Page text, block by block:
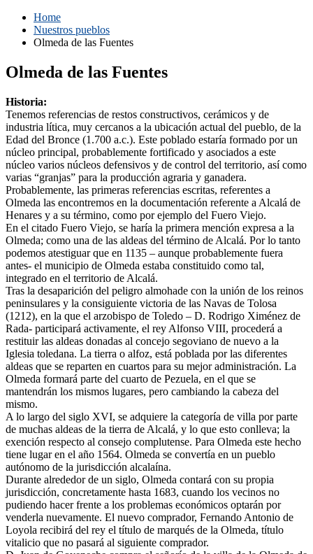
Home
Nuestros pueblos
Olmeda de las Fuentes
Olmeda de las Fuentes
Historia:
Tenemos referencias de restos constructivos, cerámicos y de
industria lítica, muy cercanos a la ubicación actual del pueblo, de la
Edad del Bronce (1.700 a.c.). Este poblado estaría formado por un
núcleo principal, probablemente fortificado y asociados a este
núcleo varios núcleos defensivos y de control del territorio, así como
varias “granjas” para la producción agraria y ganadera.
Probablemente, las primeras referencias escritas, referentes a
Olmeda las encontremos en la documentación referente a Alcalá de
Henares y a su término, como por ejemplo del Fuero Viejo.
En el citado Fuero Viejo, se haría la primera mención expresa a la
Olmeda; como una de las aldeas del término de Alcalá. Por lo tanto
podemos atestiguar que en 1135 – aunque probablemente fuera
antes- el municipio de Olmeda estaba constituido como tal,
integrado en el territorio de Alcalá.
Tras la desaparición del peligro almohade con la unión de los reinos
peninsulares y la consiguiente victoria de las Navas de Tolosa
(1212), en la que el arzobispo de Toledo – D. Rodrigo Ximénez de
Rada- participará activamente, el rey Alfonso VIII, procederá a
restituir las aldeas donadas al concejo segoviano de nuevo a la
Iglesia toledana. La tierra o alfoz, está poblada por las diferentes
aldeas que se reparten en cuartos para su mejor administración. La
Olmeda formará parte del cuarto de Pezuela, en el que se
mantendrán los mismos lugares, pero cambiando la cabeza del
mismo.
A lo largo del siglo XVI, se adquiere la categoría de villa por parte
de muchas aldeas de la tierra de Alcalá, y lo que esto conlleva; la
exención respecto al consejo complutense. Para Olmeda este hecho
tiene lugar en el año 1564. Olmeda se convertía en un pueblo
autónomo de la jurisdicción alcalaína.
Durante alrededor de un siglo, Olmeda contará con su propia
jurisdicción, concretamente hasta 1683, cuando los vecinos no
pudiendo hacer frente a los problemas económicos optarán por
venderla nuevamente. El nuevo comprador, Fernando Antonio de
Loyola recibirá del rey el título de marqués de la Olmeda, título
vitalicio que no pasará al siguiente comprador.